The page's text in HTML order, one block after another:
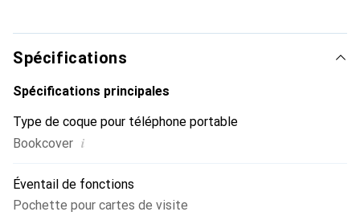
marque Noreve est un choix sûr pour une clientèle
exigeante.
Spécifications
Spécifications principales
Type de coque pour téléphone portable
Bookcover i
Éventail de fonctions
Pochette pour cartes de visite